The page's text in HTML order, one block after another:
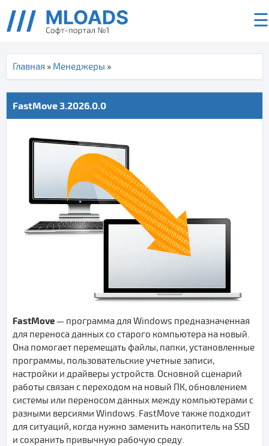
☰
Главная » Менеджеры »
FastMove 3.2026.0.0
FastMove — программа для Windows предназначенная
для переноса данных со старого компьютера на новый.
Она помогает перемещать файлы, папки, установленные
программы, пользовательские учетные записи,
настройки и драйверы устройств. Основной сценарий
работы связан с переходом на новый ПК, обновлением
системы или переносом данных между компьютерами с
разными версиями Windows. FastMove также подходит
для ситуаций, когда нужно заменить накопитель на SSD
и сохранить привычную рабочую среду.